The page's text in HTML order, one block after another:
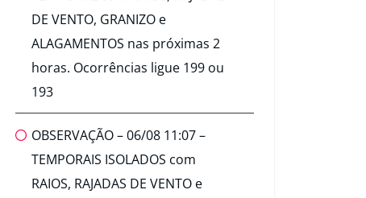
DE VENTO, GRANIZO e
ALAGAMENTOS nas próximas 2
horas. Ocorrências ligue 199 ou
193
OBSERVAÇÃO – 06/08 11:07 –
TEMPORAIS ISOLADOS com
RAIOS, RAJADAS DE VENTO e